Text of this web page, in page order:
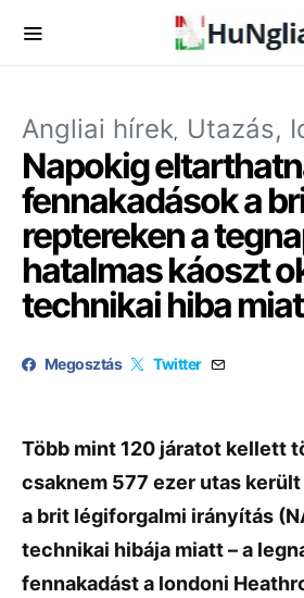
Angliai hírek Utazás,
Napokig
fennakadások a
reptereken a
hatalmas káoszt
technikai hiba
Megosztás Twitter
Több mint 120 járatot kellett
csaknem 577 ezer utas
a brit légiforgalmi irányítás
technikai hibája miatt – a
fennakadást a londoni